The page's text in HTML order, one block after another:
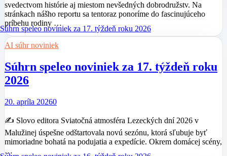
svedectvom histórie aj miestom nevšedných dobrodružstv. Na
stránkach nášho reportu sa tentoraz ponoríme do fascinujúceho
príbehu rodiny …
AI súhr noviniek
Súhrn speleo noviniek za 17. týždeň roku
2026
20. apríla 20260
✍️ Slovo editora Sviatočná atmosféra Lezeckých dní 2026 v
Malužinej úspešne odštartovala novú sezónu, ktorá sľubuje byť
mimoriadne bohatá na podujatia a expedície. Okrem domácej scény,
…